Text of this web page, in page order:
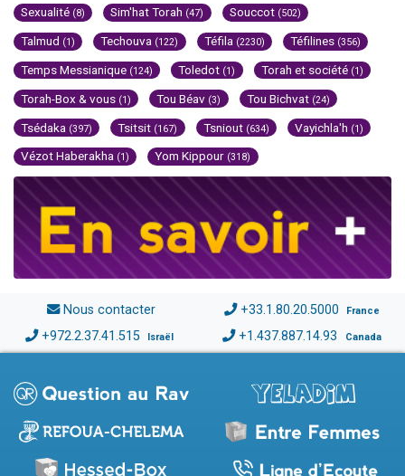
Sexualité (8) Sim'hat Torah (47) Souccot (502)
Talmud (1) Techouva (122) Téfila (2230) Téfilines (356)
Temps Messianique (124) Toledot (1) Torah et société (1)
Torah-Box & vous (1) Tou Béav (3) Tou Bichvat (24)
Tsédaka (397) Tsitsit (167) Tsniout (634) Vayichla'h (1)
Vézot Haberakha (1) Yom Kippour (318)
Nous contacter +33.1.80.20.5000 France
+972.2.37.41.515 Israël +1.437.887.14.93 Canada